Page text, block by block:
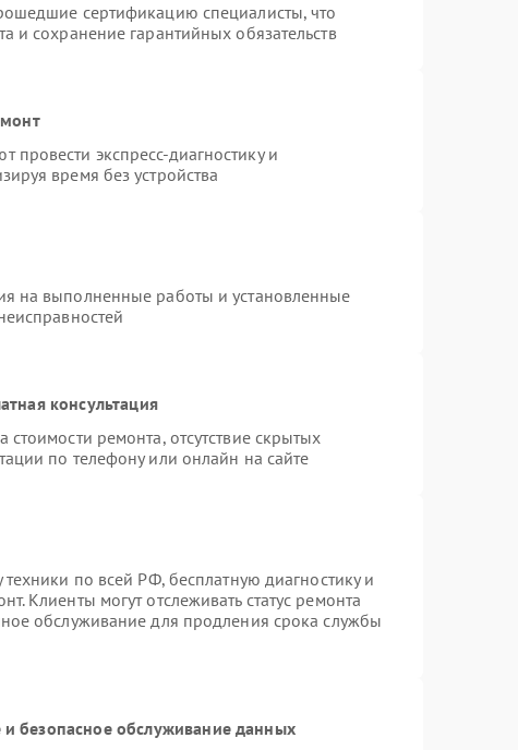
сертификацию специалисты, что
и сохранение гарантийных обязательств
экспресс-диагностику и
время без устройства
на выполненные работы и установленные
консультация
ремонта, отсутствие скрытых
по телефону или онлайн на сайте
по всей РФ, бесплатную диагностику и
Клиенты могут отслеживать статус ремонта
обслуживание для продления срока службы
безопасное обслуживание данных